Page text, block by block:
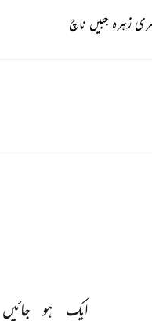
زہرہ جبیں ناچ
ایک ہو جائیں